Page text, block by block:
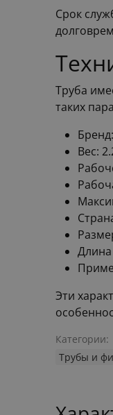
Срок
Труба
таких
Вес:
Эти
Категории:
Трубы и